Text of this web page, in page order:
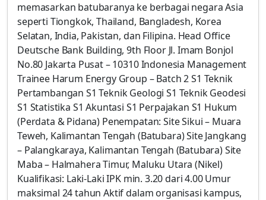
memasarkan batubaranya ke berbagai negara Asia
seperti Tiongkok, Thailand, Bangladesh, Korea
Selatan, India, Pakistan, dan Filipina. Head Office
Deutsche Bank Building, 9th Floor Jl. Imam Bonjol
No.80 Jakarta Pusat – 10310 Indonesia Management
Trainee Harum Energy Group – Batch 2 S1 Teknik
Pertambangan S1 Teknik Geologi S1 Teknik Geodesi
S1 Statistika S1 Akuntasi S1 Perpajakan S1 Hukum
(Perdata & Pidana) Penempatan: Site Sikui – Muara
Teweh, Kalimantan Tengah (Batubara) Site Jangkang
– Palangkaraya, Kalimantan Tengah (Batubara) Site
Maba – Halmahera Timur, Maluku Utara (Nikel)
Kualifikasi: Laki-Laki IPK min. 3.20 dari 4.00 Umur
maksimal 24 tahun Aktif dalam organisasi kampus,